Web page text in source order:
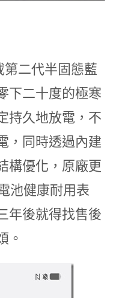
第二代半固態藍
下二十度的極寒
持久地放電，不
，同時透過內建
構優化，原廠更
池健康耐用表
年後就得找售後
。